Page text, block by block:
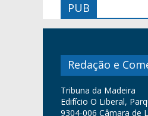
PUB
Redação e
Tribuna da Madeira
Edifício O Liberal,
9304-006 Câmara de